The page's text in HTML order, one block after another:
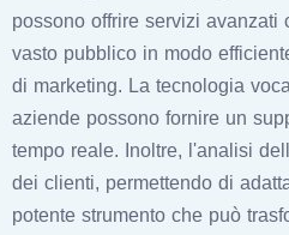
possono offrire servizi avanzati
vasto pubblico in modo
di marketing. La tecnologia
aziende possono fornire un
tempo reale. Inoltre, l'analisi
dei clienti, permettendo di
potente strumento che può